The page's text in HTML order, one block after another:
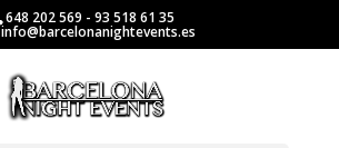
648 202 569 - 93 518 61 35
info@barcelonanightevents.es